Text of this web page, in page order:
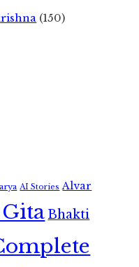
(150)
AI Stories Alvar
Bhakti